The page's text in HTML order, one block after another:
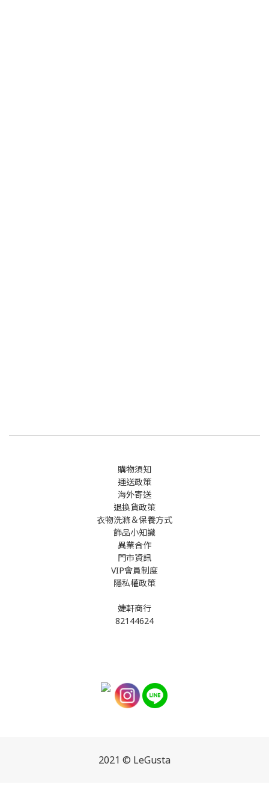
購物須知
運送政策
海外寄送
退換貨政策
衣物洗滌＆保養方式
飾品小知識
異業合作
門市資訊
VIP會員制度
隱私權政策
婕軒商行
82144624
2021 © LeGusta